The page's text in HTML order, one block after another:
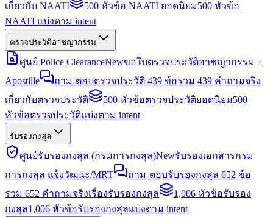
เกี่ยวกับ NAATI
500 หัวข้อ NAATI ยอดนิยม500 หัวข้อ
NAATI แบ่งตาม intent
ตรวจประวัติอาชญากรรม
ศูนย์ Police ClearanceNewขอใบตรวจประวัติอาชญากรรม +
Apostille
ถาม-ตอบตรวจประวัติ 439 ข้อรวม 439 คำถามจริง
เกี่ยวกับตรวจประวัติ
500 หัวข้อตรวจประวัติยอดนิยม500
หัวข้อตรวจประวัติแบ่งตาม intent
รับรองกงสุล
ศูนย์รับรองกงสุล (กรมการกงสุล)Newรับรองเอกสารกรม
การกงสุล แจ้งวัฒนะ/MRT
ถาม-ตอบรับรองกงสุล 652 ข้อ
รวม 652 คำถามจริงเรื่องรับรองกงสุล
1,006 หัวข้อรับรอง
กงสุล1,006 หัวข้อรับรองกงสุลแบ่งตาม intent